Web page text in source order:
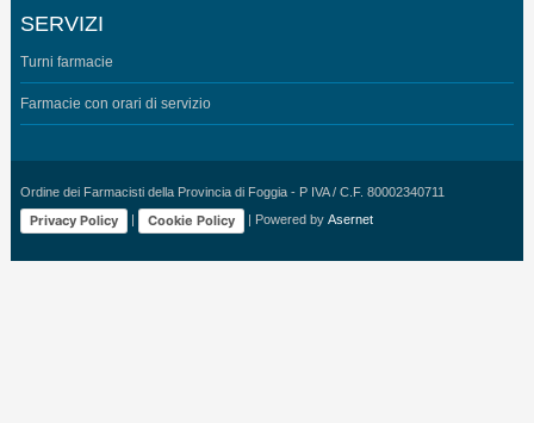
SERVIZI
Turni farmacie
Farmacie con orari di servizio
Ordine dei Farmacisti della Provincia di Foggia - P IVA / C.F. 80002340711
Privacy Policy Cookie Policy | Powered by Asernet